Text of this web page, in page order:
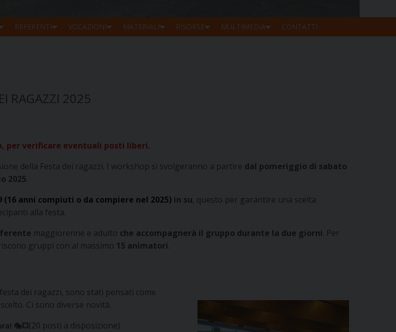
REFERENTI VOCAZIONI MATERIALI RISORSE MULTIMEDIA CONTATTI
RAGAZZI 2025
per verificare eventuali posti liberi.
della Festa dei ragazzi. I workshop si svolgeranno a partire dal pomeriggio di sabato
2025.
(16 anni compiuti o da compiere nel 2025) in su, questo per garantire una scelta
alla festa.
maggiorenne e adulto che accompagnerà il gruppo durante la due giorni. Per
gruppi con al massimo 15 animatori.
dei ragazzi, sono stati pensati come
Ci sono diverse novità.
🎭💥 (20 posti a disposizione)